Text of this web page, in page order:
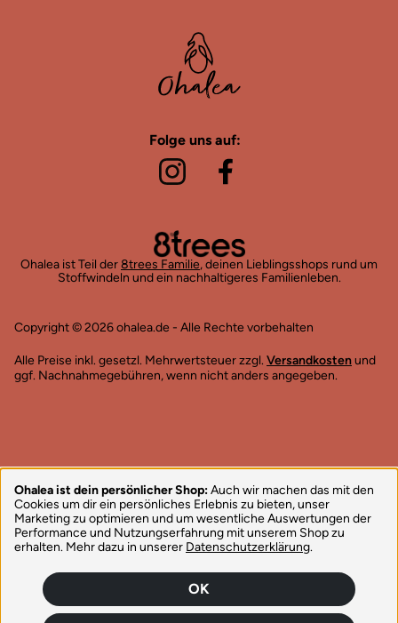
Folge uns auf:
Ohalea ist Teil der8trees Familie, deinen Lieblingsshops rund um
Stoffwindeln und ein nachhaltigeres Familienleben.
Copyright © 2026 ohalea.de - Alle Rechte vorbehalten
Alle Preise inkl. gesetzl. Mehrwertsteuer zzgl. Versandkostenund
ggf. Nachnahmegebühren, wenn nicht anders angegeben.
Ohalea ist dein persönlicher Shop:Auch wir machen das mit den
Cookies um dir ein persönliches Erlebnis zu bieten, unser
Marketing zu optimieren und um wesentliche Auswertungen der
Performance und Nutzungserfahrung mit unserem Shop zu
erhalten. Mehr dazu in unserer Datenschutzerklärung.
OK